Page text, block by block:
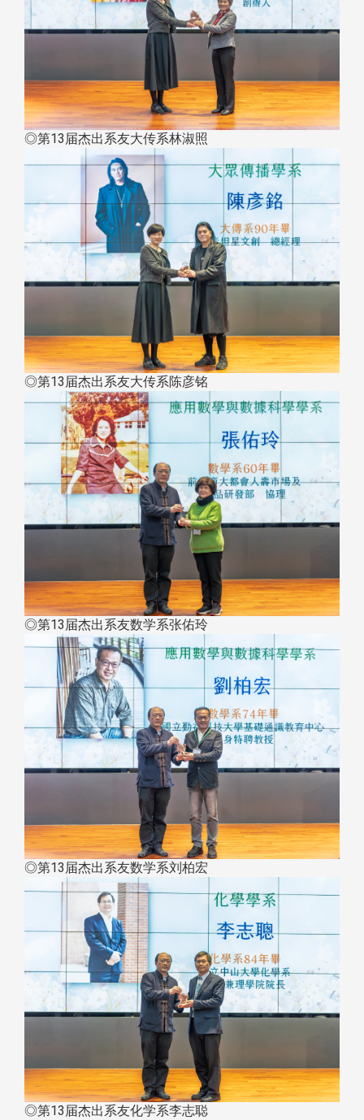
◎第13届杰出系友大传系林淑照
◎第13届杰出系友大传系陈彦铭
◎第13届杰出系友数学系张佑玲
◎第13届杰出系友数学系刘柏宏
◎第13届杰出系友化学系李志聪